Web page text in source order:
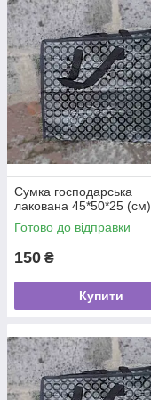
Сумка господарська
лакована 45*50*25 (см)
Готово до відправки
150 ₴
Купити